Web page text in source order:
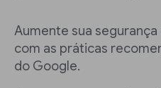
Aumente sua
com as práticas
do Google.